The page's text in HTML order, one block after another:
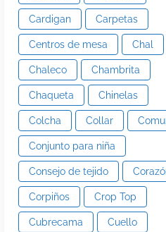
Cardigan Carpetas
Centros de mesa Chal
Chaleco Chambrita
Chaqueta Chinelas
Colcha Collar
Conjunto para niña
Consejo de tejido
Corpiños Crop Top
Cubrecama Cuello